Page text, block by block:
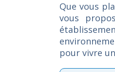
Que vous
vous
pour vivre un